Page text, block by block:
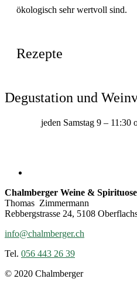
ökologisch sehr wertvoll sind.
Rezepte
Degustation und
jeden Samstag 9 – 11:30
Chalmberger Weine &
Thomas Zimmermann
Rebbergstrasse 24, 5108
info@chalmberger.ch
Tel. 056 443 26 39
© 2020 Chalmberger